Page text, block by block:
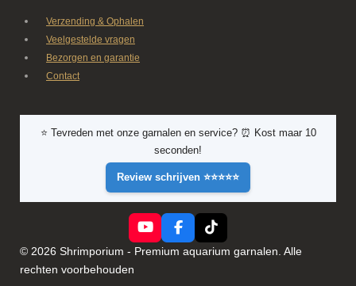
Verzending & Ophalen
Veelgestelde vragen
Bezorgen en garantie
Contact
⭐ Tevreden met onze garnalen en service? ⏰ Kost maar 10
seconden!
Review schrijven ⭐⭐⭐⭐⭐
Y
o
u
F
a
c
T
i
k
© 2026 Shrimporium - Premium aquarium garnalen. Alle
rechten voorbehouden